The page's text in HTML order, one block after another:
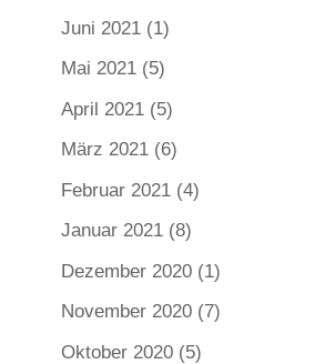
Juni 2021(1)
Mai 2021(5)
April 2021(5)
März 2021(6)
Februar 2021(4)
Januar 2021(8)
Dezember 2020(1)
November 2020(7)
Oktober 2020(5)